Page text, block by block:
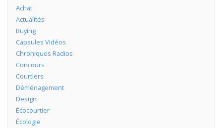
Achat
Actualités
Buying
Capsules Vidéos
Chroniques Radios
Concours
Courtiers
Déménagement
Design
Écocourtier
Écologie